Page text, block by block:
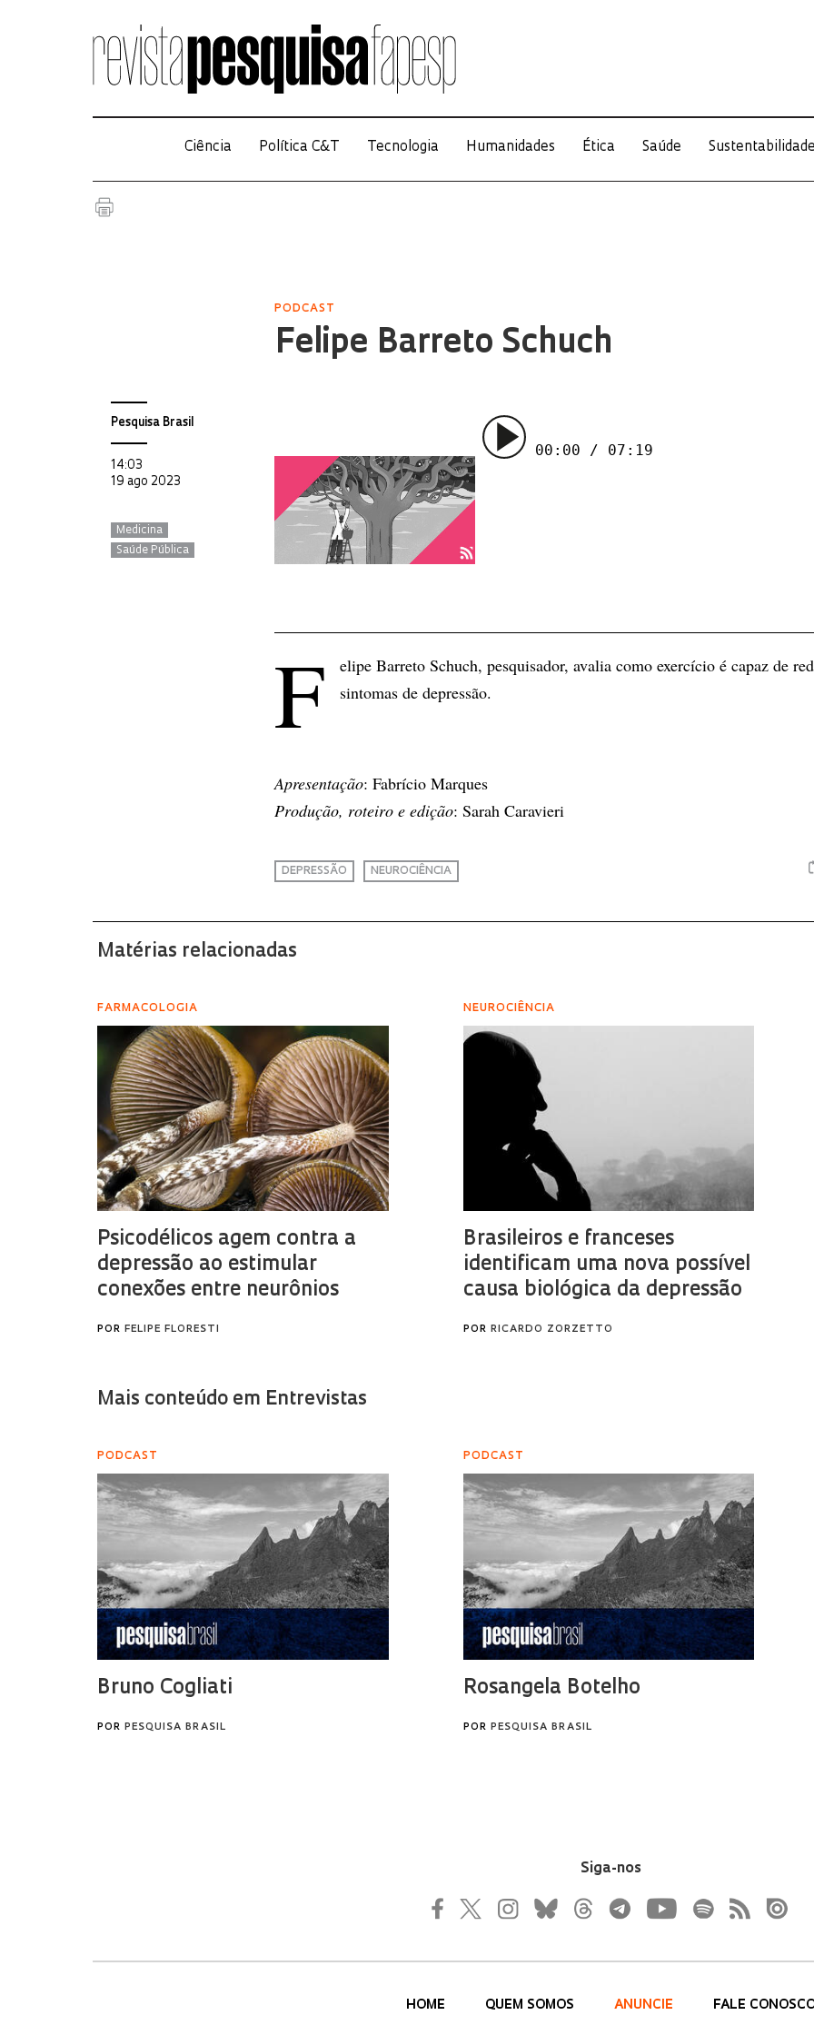
Ciência Política C&T Tecnologia Humanidades Ética Saúde
PODCAST
Felipe Barreto Schuch
Pesquisa Brasil
14:03
19 ago 2023
Medicina
Saúde Pública
00:00 / 07:19
F
elipe Barreto Schuch, pesquisador, avalia como exercício é capaz de
sintomas de depressão.
Apresentação: Fabrício Marques
Produção, roteiro e edição: Sarah Caravieri
DEPRESSÃO NEUROCIÊNCIA
Siga-nos
HOME QUEM SOMOS ANUNCIE FALE